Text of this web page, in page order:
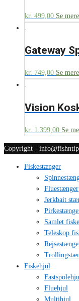
kr. 499,00 Se mere
Gateway
kr. 749,00 Se mere
Vision
kr. 1.399,00 Se
Copyright -
Fiskestænger
Fluestænger
Jerkbait
Samlet
Teleskop
Fiskehjul
Fluehjul
Multihjul